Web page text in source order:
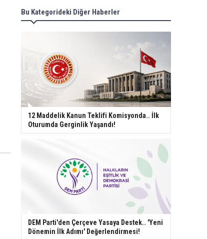
Bu Kategorideki Diğer Haberler
12 Maddelik Kanun Teklifi Komisyonda.. İlk
Oturumda Gerginlik Yaşandı!
DEM Parti'den Çerçeve Yasaya Destek.. 'Yeni
Dönemin İlk Adımı' Değerlendirmesi!